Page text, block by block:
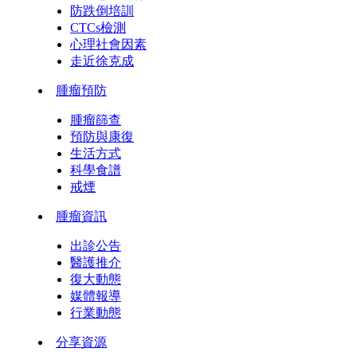
防跌倒培訓
CTCs檢測
心理社會因素
走近徐克成
腫瘤預防
腫瘤篩查
預防與康復
生活方式
科學食譜
戒煙
腫瘤資訊
出診公告
醫護推介
復大動態
媒體報導
行業動態
分享資源